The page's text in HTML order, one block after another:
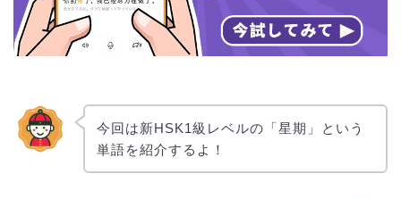
今回は新HSK1級レベルの「星期」という
単語を紹介するよ！